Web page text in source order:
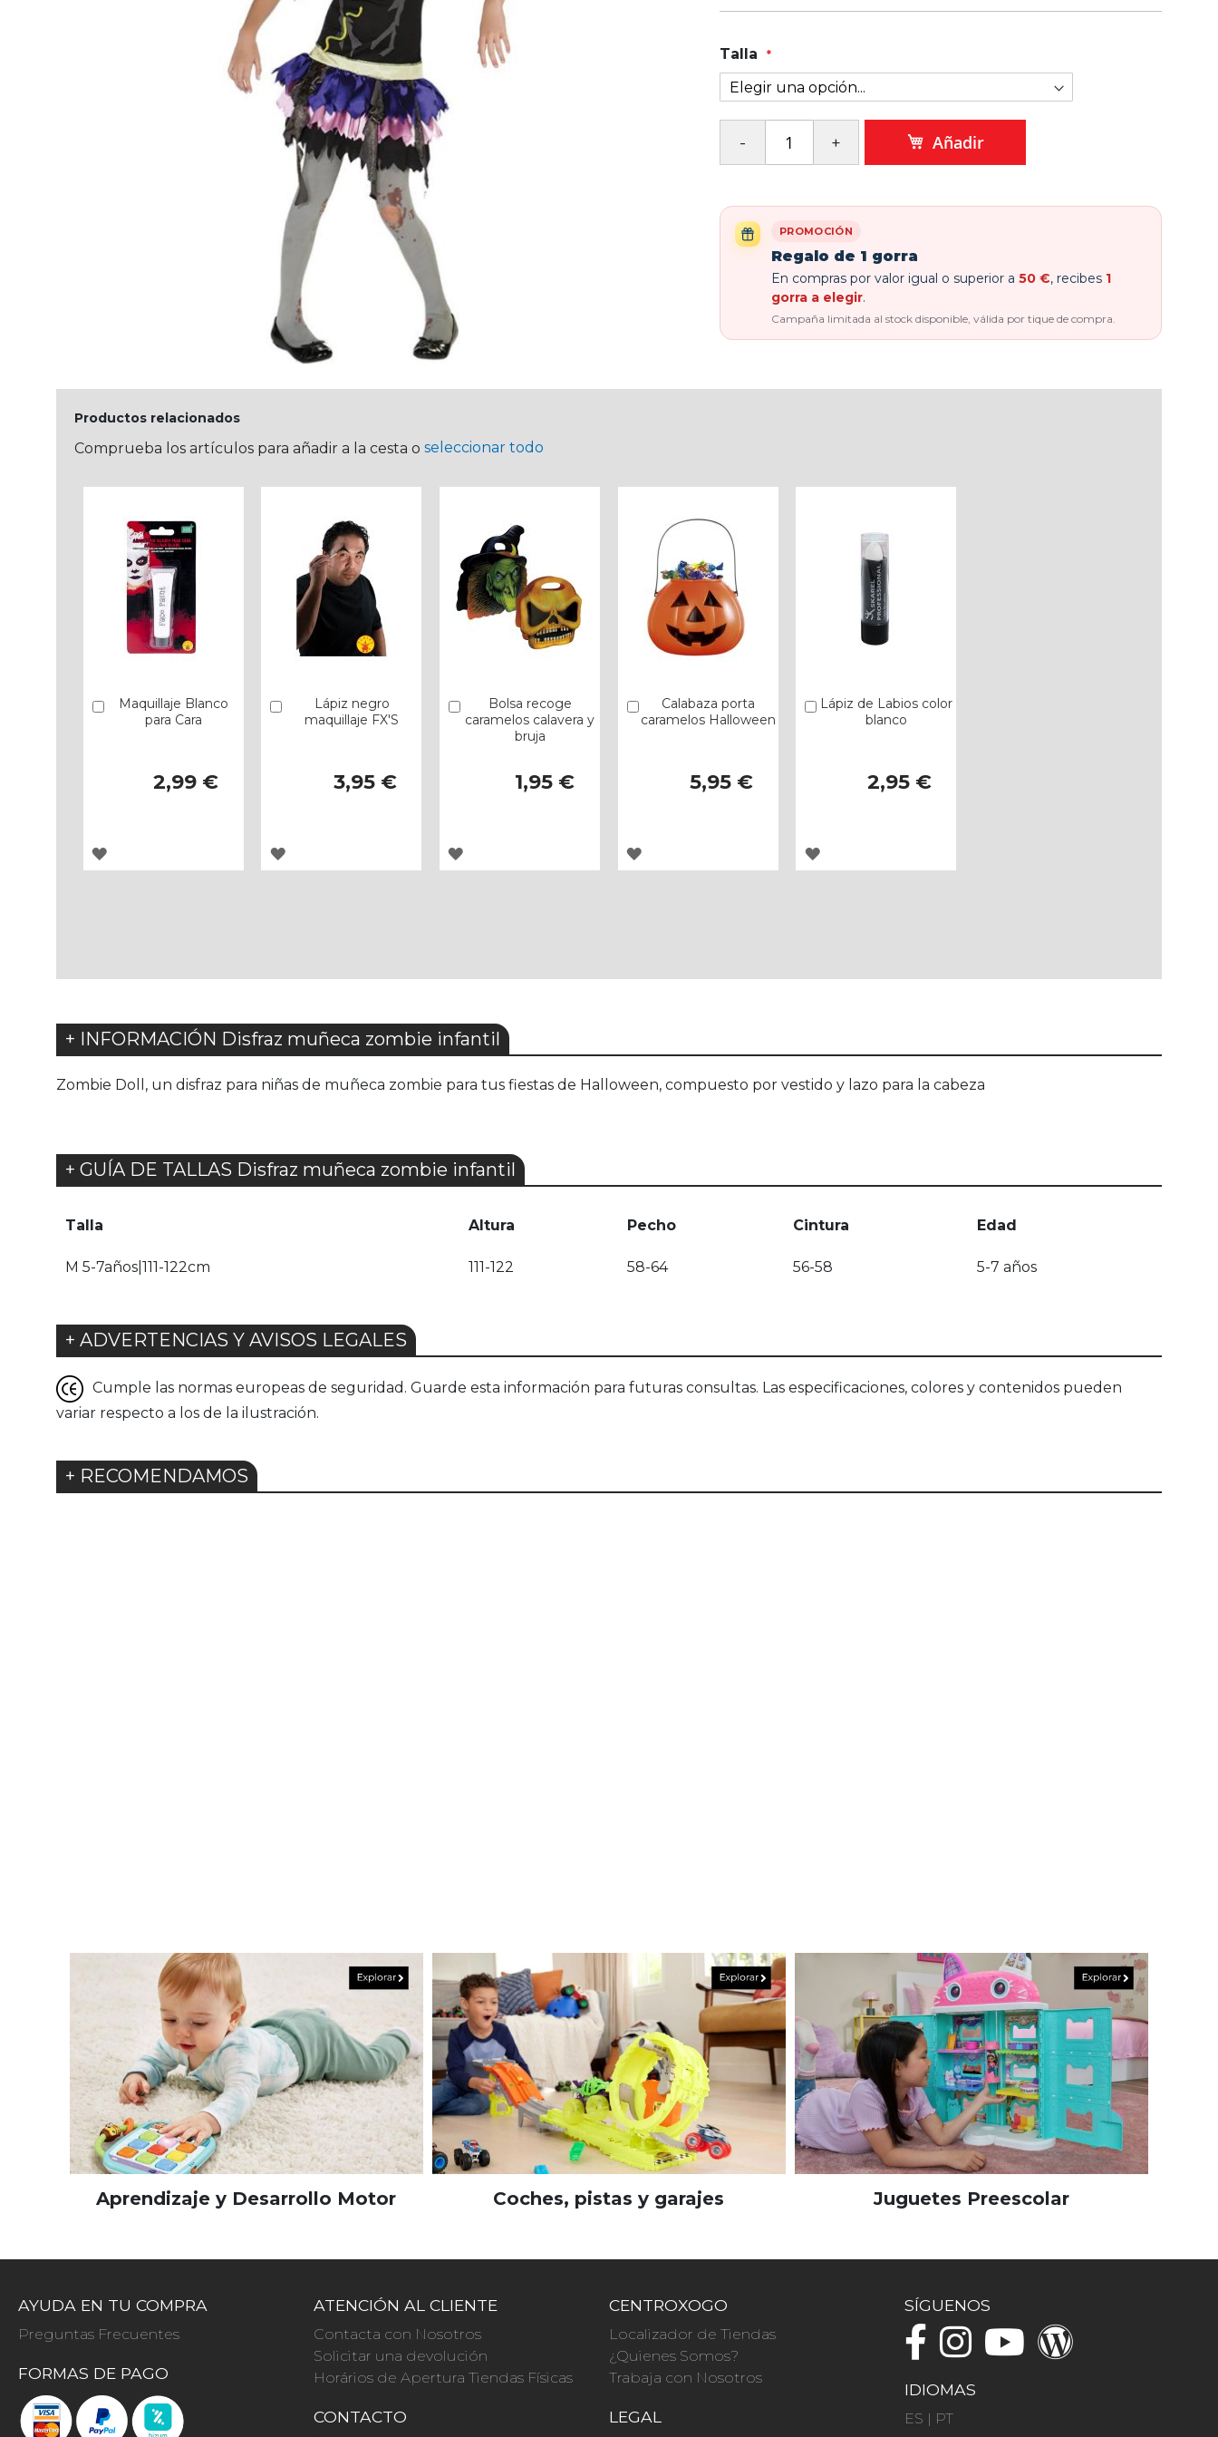
Talla
Añadir
PROMOCIÓN
Regalo de 1 gorra
En compras por valor igual o superior a 50 €, recibes 1
gorra a elegir.
Campaña limitada al stock disponible, válida por tique de compra.
Productos relacionados
Comprueba los artículos para añadir a la cesta o seleccionar todo
Maquillaje Blanco
para Cara
2,99 €
Añadir
AGREGAR
Lápiz negro
maquillaje FX'S
3,95 €
Añadir
AGREGAR
Bolsa recoge
caramelos calavera y
bruja
1,95 €
Añadir
AGREGAR
Calabaza porta
caramelos Halloween
5,95 €
Añadir
AGREGAR
Lápiz de Labios color
blanco
2,95 €
Añadir
AGREGAR
+ INFORMACIÓN Disfraz muñeca zombie infantil
Zombie Doll, un disfraz para niñas de muñeca zombie para tus fiestas de Halloween, compuesto por vestido y lazo para la cabeza
+ GUÍA DE TALLAS Disfraz muñeca zombie infantil
Talla Altura Pecho Cintura Edad
M 5-7años|111-122cm 111-122 58-64 56-58 5-7 años
+ ADVERTENCIAS Y AVISOS LEGALES
Cumple las normas europeas de seguridad. Guarde esta información para futuras consultas. Las especificaciones, colores y contenidos pueden
variar respecto a los de la ilustración.
+ RECOMENDAMOS
Aprendizaje y Desarrollo Motor Coches, pistas y garajes Juguetes Preescolar
AYUDA EN TU COMPRA
Preguntas Frecuentes
FORMAS DE PAGO
ATENCIÓN AL CLIENTE
Contacta con Nosotros
Solicitar una devolución
Horários de Apertura Tiendas Físicas
CONTACTO
CENTROXOGO
Localizador de Tiendas
¿Quienes Somos?
Trabaja con Nosotros
LEGAL
SÍGUENOS
IDIOMAS
ES | PT